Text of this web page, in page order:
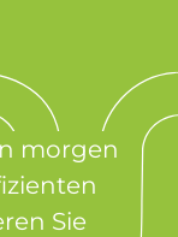
mor­gen
Sie